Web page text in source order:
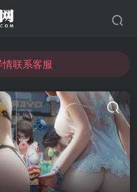
联系客服
联系客服